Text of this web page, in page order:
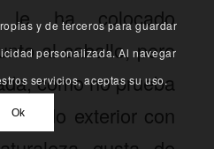
ha colocado
al caballo, pero
como no prueba
exterior con
y de terceros para guardar
personalizada. Al navegar
servicios, aceptas su uso.
Ok